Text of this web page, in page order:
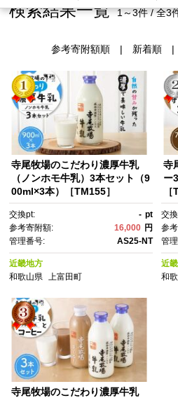
検索結果一覧 1～3件 / 全3
参考寄附額順| 新着順|
寺尾牧場のこだわり濃厚牛乳
（ノンホモ牛乳）3本セット（9
00ml×3本）［TM155］
交換pt: - pt
参考寄附額:
16,000 円
管理番号:
AS25-NT
近畿地方
和歌山県
上富田町
寺
ー
交
参
管
近
和
寺尾牧場のこだわり濃厚牛乳